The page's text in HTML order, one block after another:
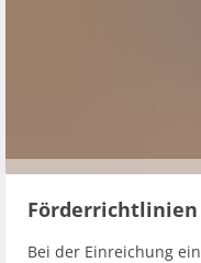
Förderrichtlinien
Bei der Einreichung